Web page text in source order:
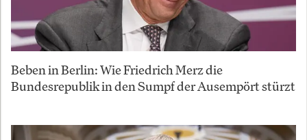
Beben in Berlin: Wie Friedrich Merz die
Bundesrepublik in den Sumpf der Ausempört stürzt